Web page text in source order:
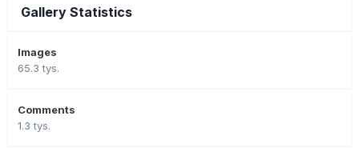
Gallery Statistics
Images
65.3 tys.
Comments
1.3 tys.